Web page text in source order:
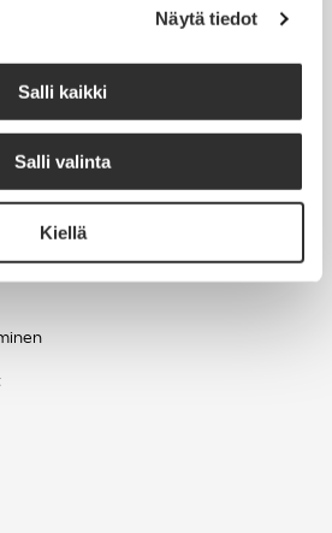
Näytä tiedot
Salli kaikki
Salli valinta
Kiellä
ja palkkaus seurakuntien hengellisessä